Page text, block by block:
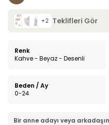
+2 Teklifleri Gör
Renk
Kahve - Beyaz - Desenli
Beden / Ay
0-24
Bir anne adayı veya